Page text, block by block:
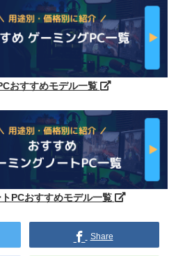
おすすめモデル一覧
PCおすすめモデル一覧
Share